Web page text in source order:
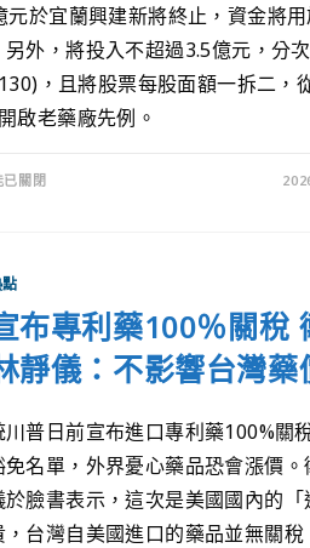
元於宜蘭興建新將終止，資金將
外，將投入不超過3.5億元，分
，且將股票每股面額一拆二，
啟老藥廠先例。
關閉
布專利藥100％關稅
靜儀：不影響台灣藥
普日前宣布進口專利藥100%關
名單，外界憂心藥品恐會漲價。
臉書表示，這次是美國國內的「
，台灣自美國進口的藥品並無關稅